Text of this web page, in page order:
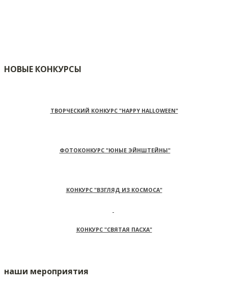
НОВЫЕ КОНКУРСЫ
ТВОРЧЕСКИЙ КОНКУРС "HAPPY HALLOWEEN"
ФОТОКОНКУРС "ЮНЫЕ ЭЙНШТЕЙНЫ"
КОНКУРС "ВЗГЛЯД ИЗ КОСМОСА"
КОНКУРС "СВЯТАЯ ПАСХА"
наши мероприятия